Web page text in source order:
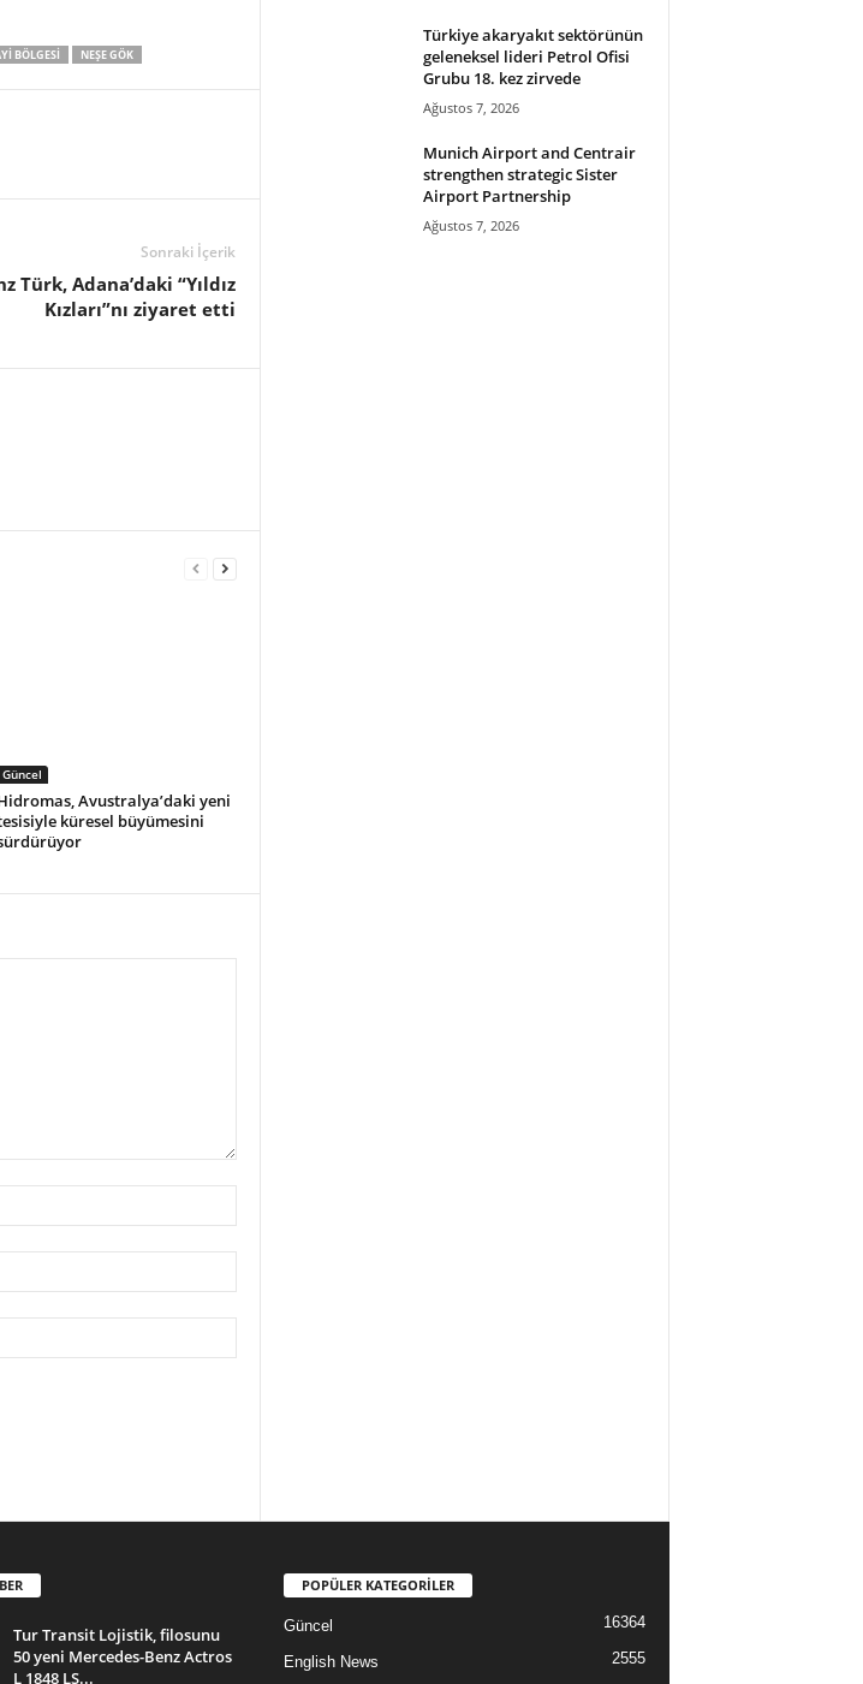
BÖLGESI NEŞE GÖK
Sonraki İçerik
Türk, Adana’daki “Yıldız
Kızları”nı ziyaret etti
Güncel
Avustralya’daki yeni
küresel büyümesini
Türkiye akaryakıt sektörünün
geleneksel lideri Petrol Ofisi
Grubu 18. kez zirvede
Ağustos 7, 2026
Munich Airport and Centrair
strengthen strategic Sister
Airport Partnership
Ağustos 7, 2026
Tur Transit Lojistik, filosunu
50 yeni Mercedes-Benz Actros
L 1848 LS...
POPÜLER KATEGORİLER
Güncel 16364
English News 2555